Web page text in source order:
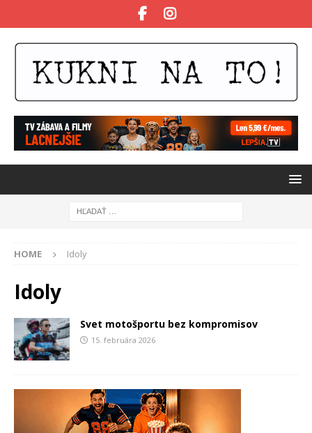
HOME Idoly
Idoly
Svet motošportu bez kompromisov
15. februára 2026